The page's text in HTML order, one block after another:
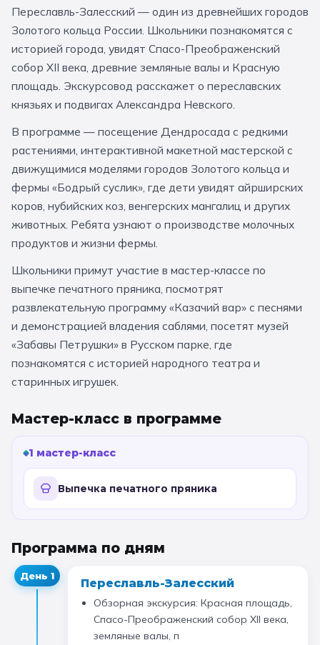
За кулисами театров
Усадьбы и заповедники Экологические
Народные промыслы Интерактивные
Мастер-классы
🎓 ПО КЛАССАМ
Все классы
Дошкольники
Начальные классы
7 класс 8 класс
9 класс 10 класс
11 класс
📚 ПО ПРЕДМЕТАМ
Все предметы Литература История
🏛️ МУЗЕИ
Дарвиновский музей
📍 ПО ГОРОДАМ
Подмосковье
Великий Новгород Алтай Архангельск
Рязань Волгоград
Переславль-Залесский — один из древнейших городов
Золотого кольца России. Школьники познакомятся с
историей города, увидят Спасо-Преображенский
собор XII века, древние земляные валы и Красную
площадь. Экскурсовод расскажет о переславских
князьях и подвигах Александра Невского.
В программе — посещение Дендросада с редкими
растениями, интерактивной макетной мастерской с
движущимися моделями городов Золотого кольца и
фермы «Бодрый суслик», где дети увидят айрширских
коров, нубийских коз, венгерских мангалиц и других
животных. Ребята узнают о производстве молочных
продуктов и жизни фермы.
Школьники примут участие в мастер-классе по
выпечке печатного пряника, посмотрят
развлекательную программу «Казачий вар» с песнями
и демонстрацией владения саблями, посетят музей
«Забавы Петрушки» в Русском парке, где
познакомятся с историей народного театра и
старинных игрушек.
Мастер-класс в программе
1 мастер-класс
Выпечка печатного пряника
Программа по дням
День 1
Переславль-Залесский
Обзорная экскурсия: Красная площадь,
Спасо-Преображенский собор XII века,
земляные валы, п